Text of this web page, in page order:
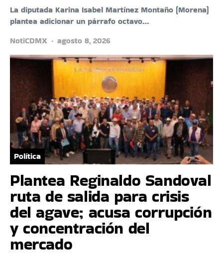
La diputada Karina Isabel Martínez Montaño (Morena)
plantea adicionar un párrafo octavo…
NotiCDMX
agosto 8, 2026
Política
Plantea Reginaldo Sandoval
ruta de salida para crisis
del agave; acusa corrupción
y concentración del
mercado